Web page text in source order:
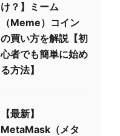
け？】ミーム
（Meme）コイン
の買い方を解説【初
心者でも簡単に始め
る方法】
【最新】
MetaMask（メタ